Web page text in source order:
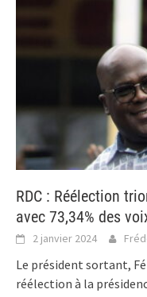
RDC : Réélection
avec 73,34% des
2 janvier 2024
Le président sortant,
réélection à la